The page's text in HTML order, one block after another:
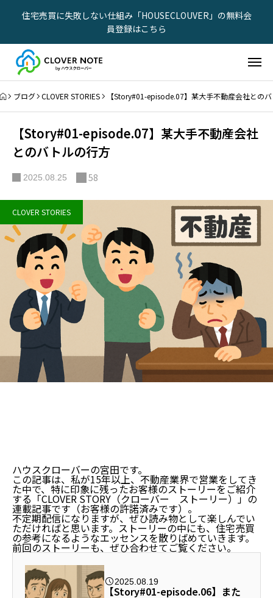
住宅売買に失敗しない仕組み「HOUSECLOUVER」の無料会
員登録はこちら
ブログ CLOVER STORIES 【Story#01-episode.07】某大手不動産会社との
【Story#01-episode.07】某大手不動産会社
とのバトルの行方
2025.08.25 58
CLOVER STORIES
ハウスクローバーの宮田です。
この記事は、私が15年以上、不動産業界で営業をしてき
た中で、特に印象に残ったお客様のストーリーをご紹介
する「CLOVER STORY（クローバー ストーリー）」の
連載記事です（お客様の許諾済みです）。
不定期配信になりますが、ぜひ読み物として楽しんでい
ただければと思います。ストーリーの中にも、住宅売買
の参考になるようなエッセンスを散りばめていきます。
前回のストーリーも、ぜひ合わせてご覧ください。
2025.08.19
【Story#01-episode.06】また